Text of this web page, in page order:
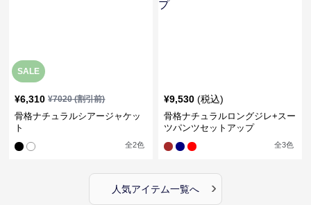
SALE
¥6,310 ¥7020(割引前)
骨格ナチュラルシアージャケッ
ト
全2色
¥9,530 (税込)
骨格ナチュラルロングジレ+スー
ツパンツセットアップ
全3色
人気アイテム一覧へ ›